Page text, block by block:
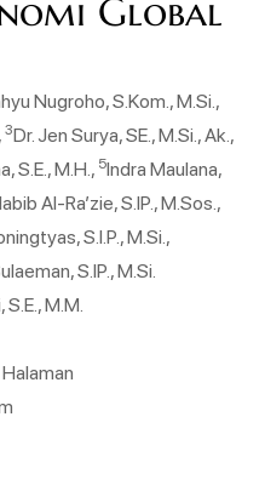
Global
Nugroho, S.Kom., M.Si.,
3Dr. Jen Surya, SE., M.Si., Ak.,
S.E., M.H., 5Indra Maulana,
Al-Ra’zie, S.IP., M.Sos.,
S.I.P., M.Si.,
S.IP., M.Si.
M.M.